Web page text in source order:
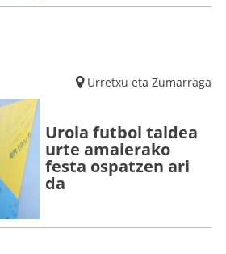
Urretxu eta Zumarraga
Urola futbol taldea
urte amaierako
festa ospatzen ari
da